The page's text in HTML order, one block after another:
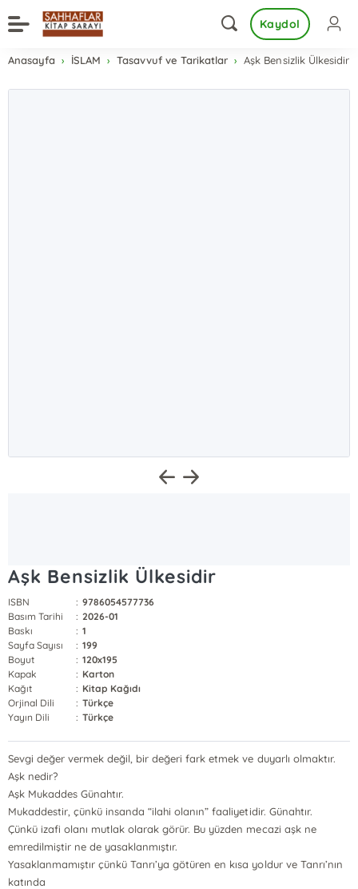
Kaydol
Anasayfa İSLAM Tasavvuf ve Tarikatlar Aşk Bensizlik Ülkesidir
Aşk Bensizlik Ülkesidir
ISBN : 9786054577736
Basım Tarihi
: 2026-01
Baskı
: 1
Sayfa Sayısı
: 199
Boyut
: 120x195
Kapak
: Karton
Kağıt
: Kitap Kağıdı
Orjinal Dili
: Türkçe
Yayın Dili
: Türkçe
Sevgi değer vermek değil, bir değeri fark etmek ve duyarlı olmaktır.
Aşk nedir?
Aşk Mukaddes Günahtır.
Mukaddestir, çünkü insanda “ilahi olanın” faaliyetidir. Günahtır.
Çünkü izafi olanı mutlak olarak görür. Bu yüzden mecazi aşk ne
emredilmiştir ne de yasaklanmıştır.
Yasaklanmamıştır çünkü Tanrı’ya götüren en kısa yoldur ve Tanrı’nın
katında